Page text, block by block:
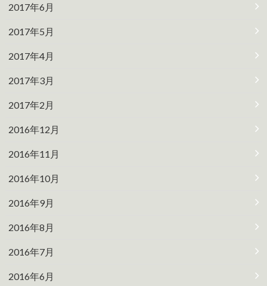
2017年6月
2017年5月
2017年4月
2017年3月
2017年2月
2016年12月
2016年11月
2016年10月
2016年9月
2016年8月
2016年7月
2016年6月